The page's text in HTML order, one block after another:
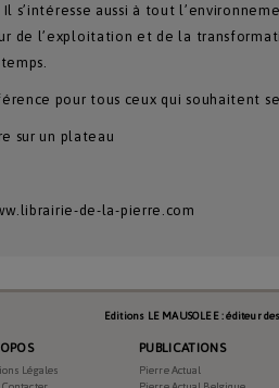
s’intéresse aussi à tout
de l’exploitation et de la
pour tous ceux qui souhaitent
sur un plateau
de-la-pierre.com
Editions LE MAUSOLEE : éditeur
Légales
PUBLICATIONS
Pierre Actual